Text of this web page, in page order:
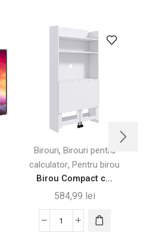
Birouri, Birouri pentru
calculator, Pentru birou
Birou Compact c...
584,99 lei
Cantitate